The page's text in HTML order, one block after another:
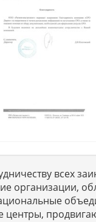
всех
организации,